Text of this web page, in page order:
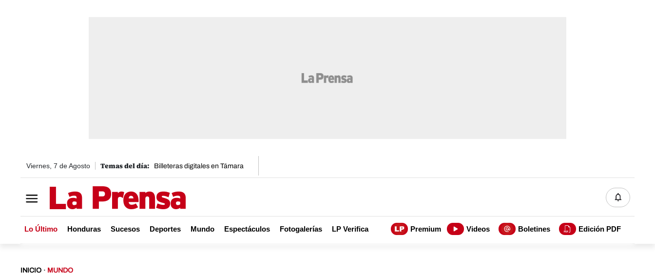
Viernes, 7 de Agosto Billeteras digitales en Támara
Lo Último Honduras Sucesos Deportes Mundo Espectáculos Fotogalerías LP Verifica Premium Videos Boletines Edición PDF
INICIO · MUNDO